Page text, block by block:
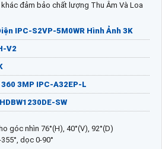
đảm bảo chất lượng Thu Âm Và Loa
IPC-S2VP-5M0WR Hình Ảnh 3K
V2
3MP IPC-A32EP-L
SW
góc nhìn 76°(H), 40°(V), 92°(D)
dọc 0-90°